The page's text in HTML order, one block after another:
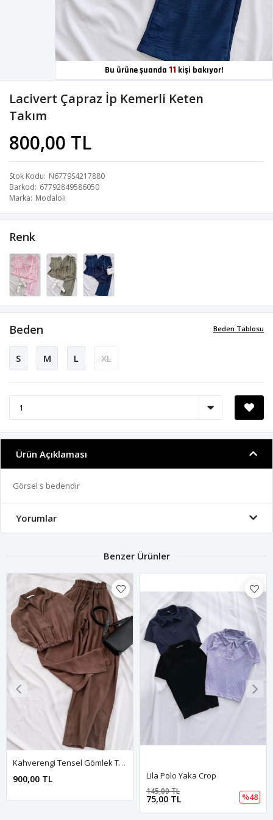
Bu ürüne şuanda 11 kişi bakıyor!
Lacivert Çapraz İp Kemerli Keten
Takım
800,00 TL
Stok Kodu N6779S4217880
Barkod 67792849586050
Marka Modaloli
Renk
Beden Tablosu
Beden
S M L XL
Ürün Açıklaması
Görsel s bedendir
Yorumlar
Benzer Ürünler
Kahverengi Tensel Gömlek Takım
900,00 TL Lila Polo Yaka Crop
75,00 TL
145,00 TL
%48